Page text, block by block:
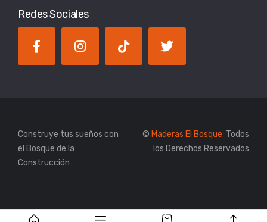
Redes Sociales
Construye tus sueños con
el Bosque de la
Construcción
© Maderas El Bosque. Todos
los Derechos Reservados